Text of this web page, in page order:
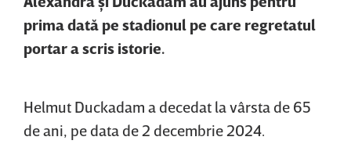
prima dată pe stadionul pe care regretatul
portar a scris istorie.
Helmut Duckadam a decedat la vârsta de 65
de ani, pe data de 2 decembrie 2024.